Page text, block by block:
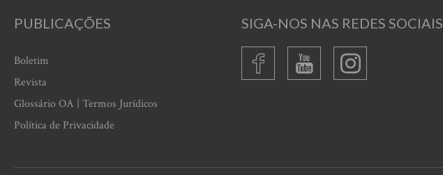
PUBLICAÇÕES
Boletim
Revista
Glossário OA | Termos Jurídicos
Política de Privacidade
SIGA-NOS NAS REDES SOCIAIS